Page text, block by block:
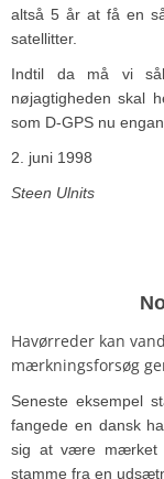
altså 5 år at få en
satellitter.
Indtil da må vi
nøjagtigheden skal
som D-GPS nu
2. juni 1998
Steen Ulnits
Havørreder kan
mærkningsforsøg
Seneste eksempel
fangede en dansk
sig at være mærket
stamme fra en